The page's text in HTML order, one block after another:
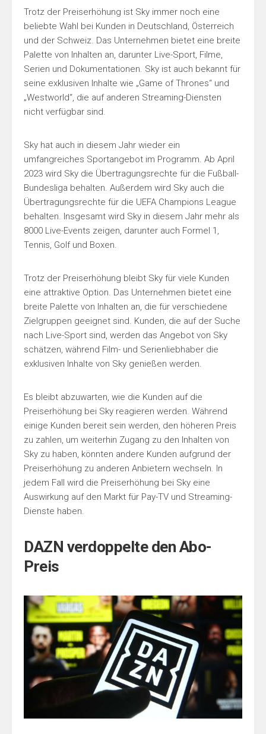
Trotz der Preiserhöhung ist Sky immer noch eine
beliebte Wahl bei Kunden in Deutschland, Österreich
und der Schweiz. Das Unternehmen bietet eine breite
Palette von Inhalten an, darunter Live-Sport, Filme,
Serien und Dokumentationen. Sky ist auch bekannt für
seine exklusiven Inhalte wie „Game of Thrones“ und
„Westworld“, die auf anderen Streaming-Diensten
nicht verfügbar sind.
Sky hat auch in diesem Jahr wieder ein
umfangreiches Sportangebot im Programm. Ab April
2023 wird Sky die Übertragungsrechte für die Fußball-
Bundesliga behalten. Außerdem wird Sky auch die
Übertragungsrechte für die UEFA Champions League
behalten. Insgesamt wird Sky in diesem Jahr mehr als
8000 Live-Events zeigen, darunter auch Formel 1,
Tennis, Golf und Boxen.
Trotz der Preiserhöhung bleibt Sky für viele Kunden
eine attraktive Option. Das Unternehmen bietet eine
breite Palette von Inhalten an, die für verschiedene
Zielgruppen geeignet sind. Kunden, die auf der Suche
nach Live-Sport sind, werden das Angebot von Sky
schätzen, während Film- und Serienliebhaber die
exklusiven Inhalte von Sky genießen werden.
Es bleibt abzuwarten, wie die Kunden auf die
Preiserhöhung bei Sky reagieren werden. Während
einige Kunden bereit sein werden, den höheren Preis
zu zahlen, um weiterhin Zugang zu den Inhalten von
Sky zu haben, könnten andere Kunden aufgrund der
Preiserhöhung zu anderen Anbietern wechseln. In
jedem Fall wird die Preiserhöhung bei Sky eine
Auswirkung auf den Markt für Pay-TV und Streaming-
Dienste haben.
DAZN verdoppelte den Abo-
Preis